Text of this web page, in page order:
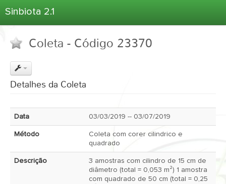
Sinbiota 2.1
Informações Ambientais
Coletas
Atlas 2.1
Sobre o Sinbiota
Coleta - Código 23370
Detalhes da Coleta
Data 03/03/2019 -- 03/07/2019
Método
Coleta com corer cilindrico e
quadrado
Descrição
3 amostras com cilindro de 15 cm de
diâmetro (total = 0,053 m²) 1 amostra
com quadrado de 50 cm (total = 0,25